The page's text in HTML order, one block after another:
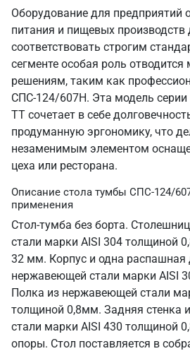
Оборудование для предприятий
питания и пищевых
соответствовать строгим
сегменте особая роль
решениям, таким как
СПС-124/607Н. Эта модель
ТТ сочетает в себе
продуманную эргономику, что
незаменимым элементом
цеха или ресторана.
Описание стола тумбы СПС-124/
применения
Стол-тумба без борта.
стали марки AISI 304 толщиной
32 мм. Корпус и одна распашная
нержавеющей стали марки AISI
Полка из нержавеющей стали
толщиной 0,8мм. Задняя стенка
стали марки AISI 430 толщиной
опоры. Стол поставляется в